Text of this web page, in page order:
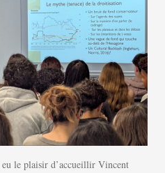
le plaisir d’accueillir Vincent